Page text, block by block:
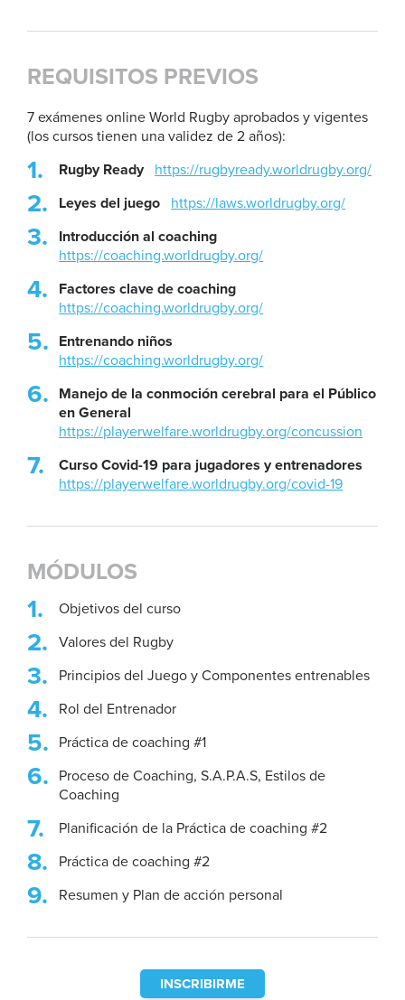
REQUISITOS PREVIOS
7 exámenes online World Rugby aprobados y vigentes
(los cursos tienen una validez de 2 años):
Rugby Ready
https://rugbyready.worldrugby.org/
Leyes del juego
https://laws.worldrugby.org/
Introducción al coaching
https://coaching.worldrugby.org/
Factores clave de coaching
https://coaching.worldrugby.org/
Entrenando niños
https://coaching.worldrugby.org/
Manejo de la conmoción cerebral para el Público
en General
https://playerwelfare.worldrugby.org/concussion
Curso Covid-19 para jugadores y entrenadores
https://playerwelfare.worldrugby.org/covid-19
MÓDULOS
Objetivos del curso
Valores del Rugby
Principios del Juego y Componentes entrenables
Rol del Entrenador
Práctica de coaching #1
Proceso de Coaching, S.A.P.A.S, Estilos de
Coaching
Planificación de la Práctica de coaching #2
Práctica de coaching #2
Resumen y Plan de acción personal
INSCRIBIRME